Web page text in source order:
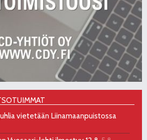
vietetään Liinamaanpuistossa